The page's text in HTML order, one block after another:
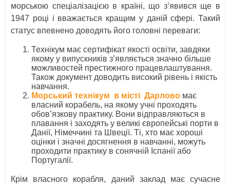
морською спеціалізацією в країні, що з’явився ще в
1947 році і вважається кращим у даній сфері. Такий
статус впевнено доводять його головні переваги:
Технікум має сертифікат якості освіти, завдяки
якому у випускників з’являється значно більше
можливостей престижного працевлаштування.
Також документ доводить високий рівень і якість
навчання.
Морський технікум в місті Дарлово має
власний корабель, на якому учні проходять
обов’язкову практику. Вони відправляються в
плавання і заходять у великі європейські порти в
Данії, Німеччині та Швеції. Ті, хто має хороші
оцінки і значні досягнення в навчанні, можуть
проходити практику в сонячній Іспанії або
Португалії.
Крім власного корабля, даний заклад має сучасне